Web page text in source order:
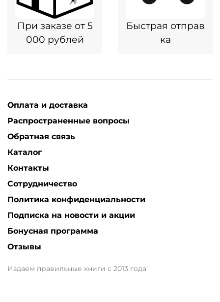
При заказе от 5
000 рублей
Быстрая отправ
ка
Оплата и доставка
Распространенные вопросы
Обратная связь
Каталог
Контакты
Сотрудничество
Политика конфиденциальности
Подписка на новости и акции
Бонусная программа
Отзывы
Издаем правильные книги с 2013 года